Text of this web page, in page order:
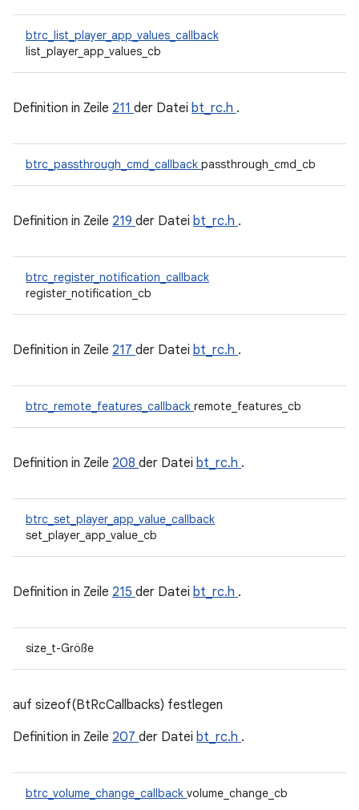
btrc_list_player_app_values_callback
list_player_app_values_cb
Definition in Zeile 211 der Datei bt_rc.h .
btrc_passthrough_cmd_callback passthrough_cmd_cb
Definition in Zeile 219 der Datei bt_rc.h .
btrc_register_notification_callback
register_notification_cb
Definition in Zeile 217 der Datei bt_rc.h .
btrc_remote_features_callback remote_features_cb
Definition in Zeile 208 der Datei bt_rc.h .
btrc_set_player_app_value_callback
set_player_app_value_cb
Definition in Zeile 215 der Datei bt_rc.h .
size_t-Größe
auf sizeof(BtRcCallbacks) festlegen
Definition in Zeile 207 der Datei bt_rc.h .
btrc_volume_change_callback volume_change_cb